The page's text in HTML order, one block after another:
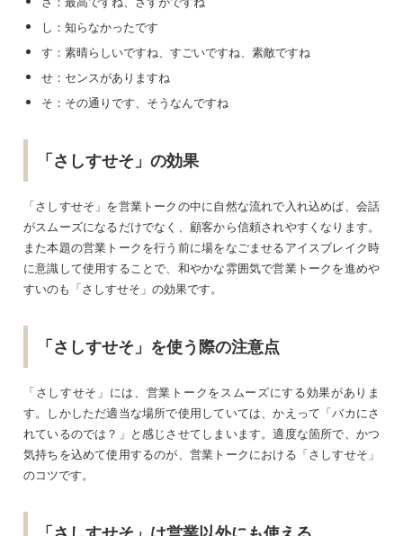
し：知らなかったです
す：素晴らしいですね、すごいですね、素敵ですね
せ：センスがありますね
そ：その通りです、そうなんですね
「さしすせそ」の効果
「さしすせそ」を営業トークの中に自然な流れで入れ込めば、会話
がスムーズになるだけでなく、顧客から信頼されやすくなります。
また本題の営業トークを行う前に場をなごませるアイスブレイク時
に意識して使用することで、和やかな雰囲気で営業トークを進めや
すいのも「さしすせそ」の効果です。
「さしすせそ」を使う際の注意点
「さしすせそ」には、営業トークをスムーズにする効果がありま
す。しかしただ適当な場所で使用していては、かえって「バカにさ
れているのでは？」と感じさせてしまいます。適度な箇所で、かつ
気持ちを込めて使用するのが、営業トークにおける「さしすせそ」
のコツです。